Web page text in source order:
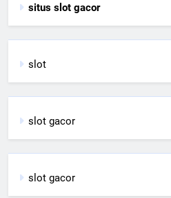
situs slot gacor
slot
slot gacor
slot gacor